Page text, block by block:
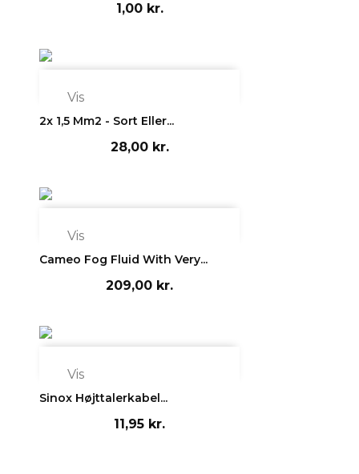
1,00 kr.
Vis
2x 1,5 Mm2 - Sort Eller...
28,00 kr.
Vis
Cameo Fog Fluid With Very...
209,00 kr.
Vis
Sinox Højttalerkabel...
11,95 kr.